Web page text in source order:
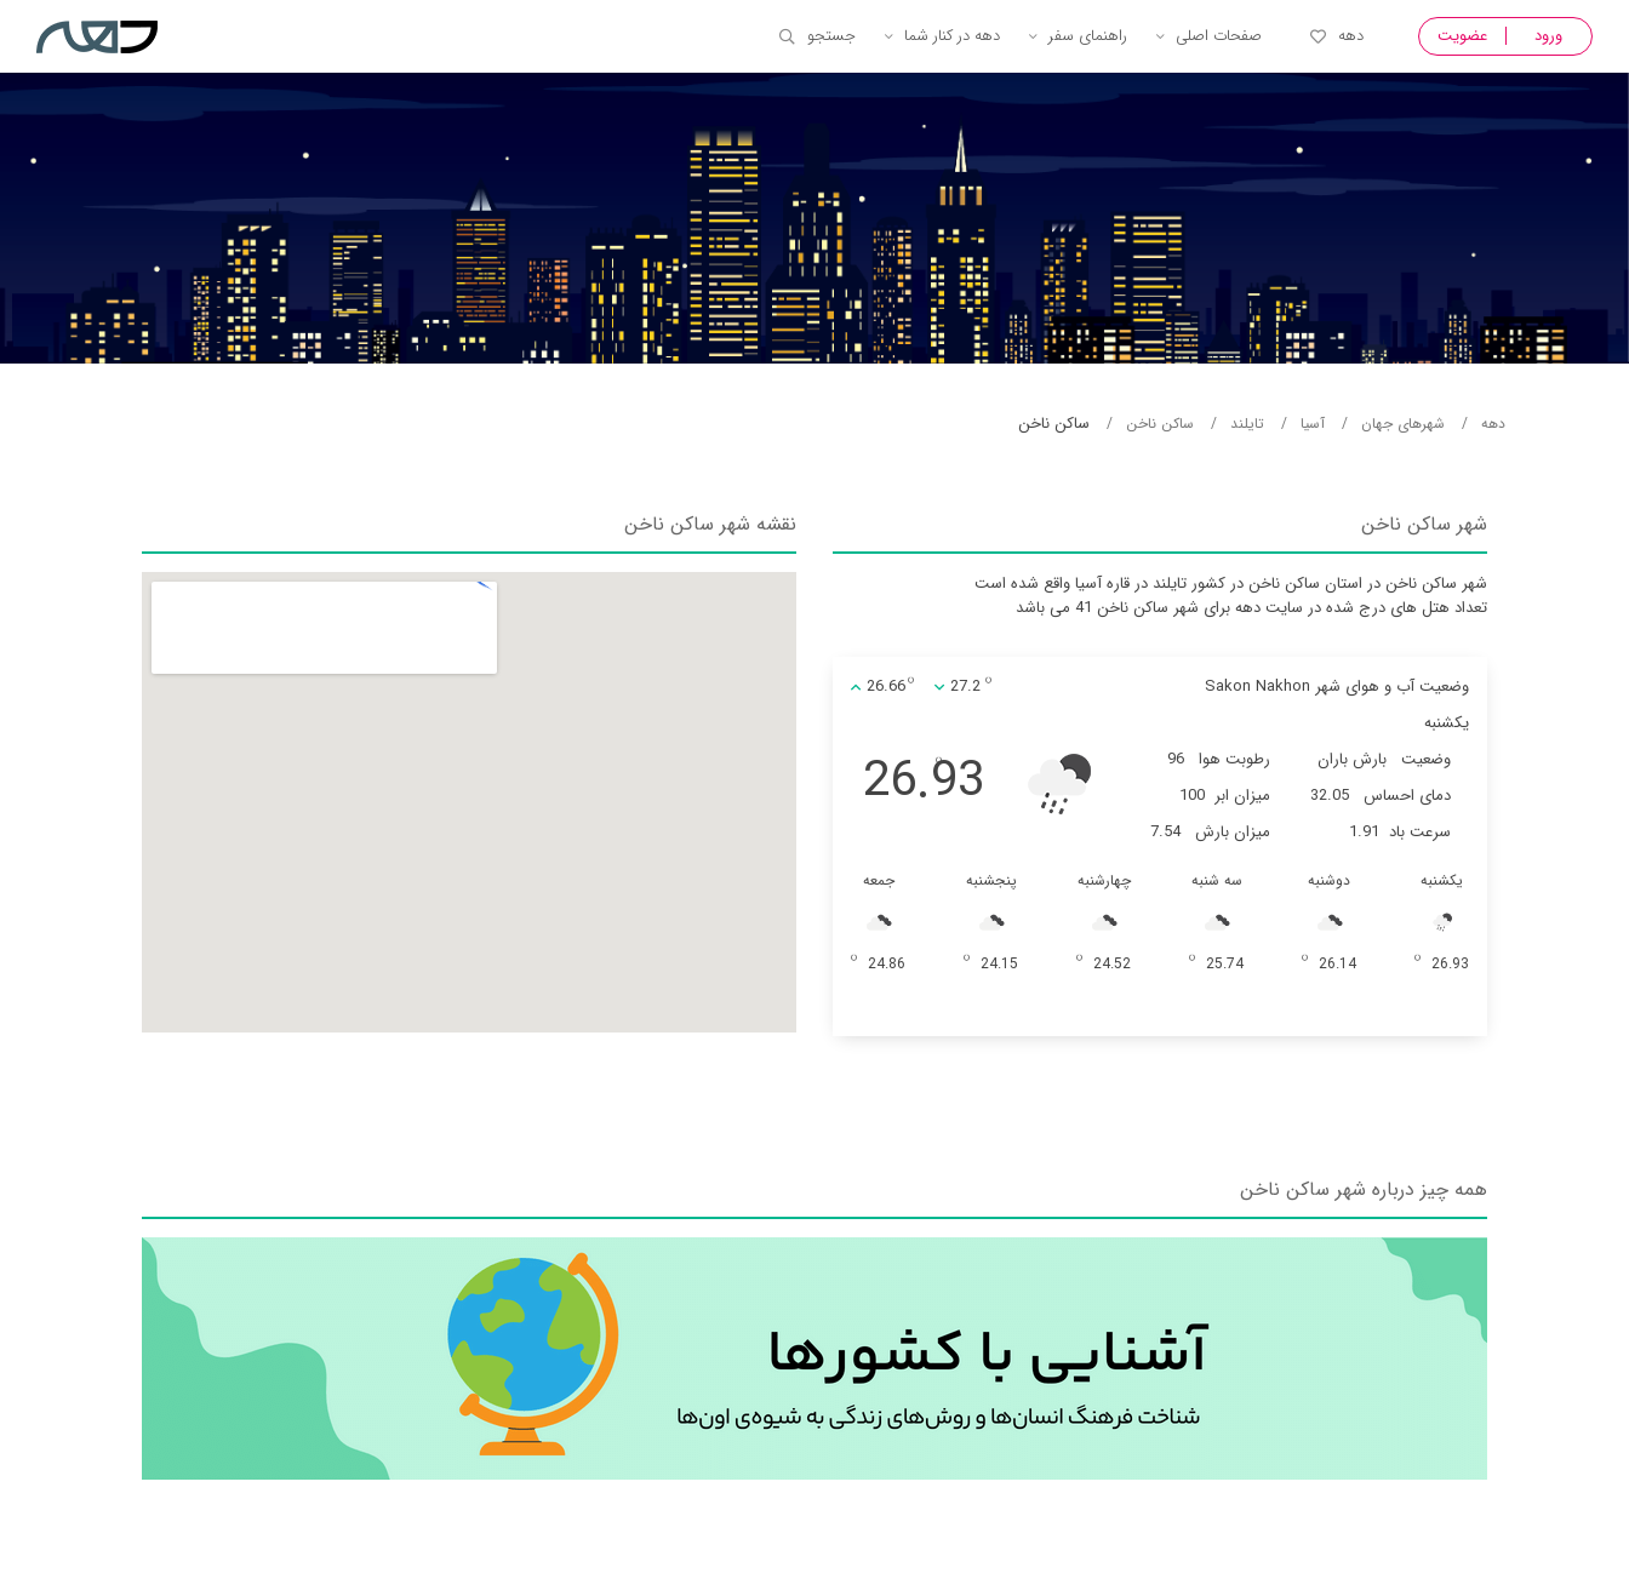
ورود عضویت دهه صفحات اصلی راهنمای سفر دهه در کنار شما جستجو
دهه شهرهای جهان آسيا تایلند ساکن ناخن ساکن ناخن
شهر ساکن ناخن
شهر ساکن ناخن در استان ساکن ناخن در کشور تایلند در قاره آسيا واقع شده است
تعداد هتل های درج شده در سایت دهه برای شهر ساکن ناخن 41 می باشد
وضعیت آب و هوای شهر Sakon Nakhon 26.66
27.2
یکشنبه
وضعیت
بارش باران رطوبت هوا 96
دمای احساس
32.05 میزان ابر 100
سرعت باد 1.91 میزان بارش 7.54
26.93
یکشنبه
26.93
دوشنبه
26.14
سه شنبه
25.74
چهارشنبه
24.52
پنجشنبه
24.15
جمعه
24.86
نقشه شهر ساکن ناخن
همه چیز درباره شهر ساکن ناخن